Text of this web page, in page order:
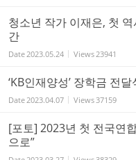
청소년 작가 이재은, 첫
간
Date 2023.05.24 Views 23941
‘KB인재양성’ 장학금 전달
Date 2023.04.07 Views 37159
[포토] 2023년 첫 전국연
으로”